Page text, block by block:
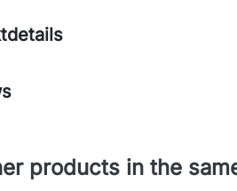
products in the